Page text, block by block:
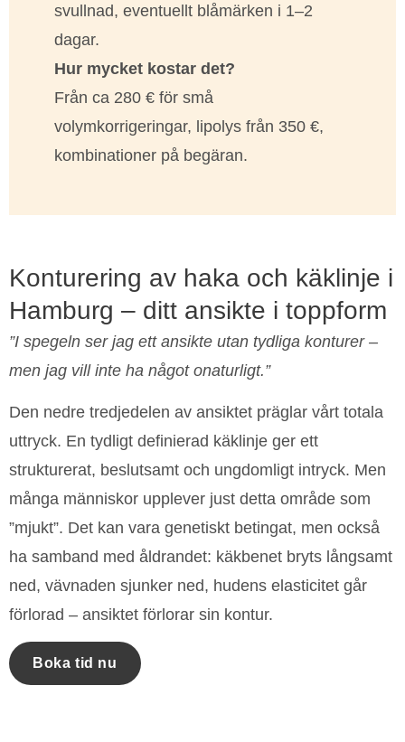
svullnad, eventuellt blåmärken i 1–2
dagar.
Hur mycket kostar det?
Från ca 280 € för små
volymkorrigeringar, lipolys från 350 €,
kombinationer på begäran.
Konturering av haka och käklinje i
Hamburg – ditt ansikte i toppform
”I spegeln ser jag ett ansikte utan tydliga konturer –
men jag vill inte ha något onaturligt.”
Den nedre tredjedelen av ansiktet präglar vårt totala
uttryck. En tydligt definierad käklinje ger ett
strukturerat, beslutsamt och ungdomligt intryck. Men
många människor upplever just detta område som
”mjukt”. Det kan vara genetiskt betingat, men också
ha samband med åldrandet: käkbenet bryts långsamt
ned, vävnaden sjunker ned, hudens elasticitet går
förlorad – ansiktet förlorar sin kontur.
Boka tid nu